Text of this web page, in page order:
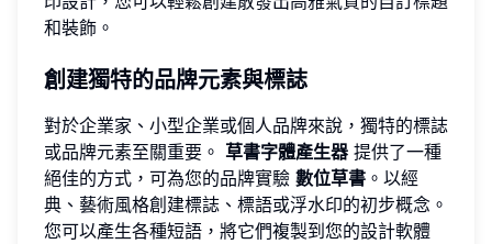
和裝飾。
創建獨特的品牌元素與標誌
對於企業家、小型企業或個人品牌來說，獨特的標誌
或品牌元素至關重要。 草書字體產生器 提供了一種
絕佳的方式，可為您的品牌實驗 數位草書 。以經
典、藝術風格創建標誌、標語或浮水印的初步概念。
您可以產生各種短語，將它們複製到您的設計軟體